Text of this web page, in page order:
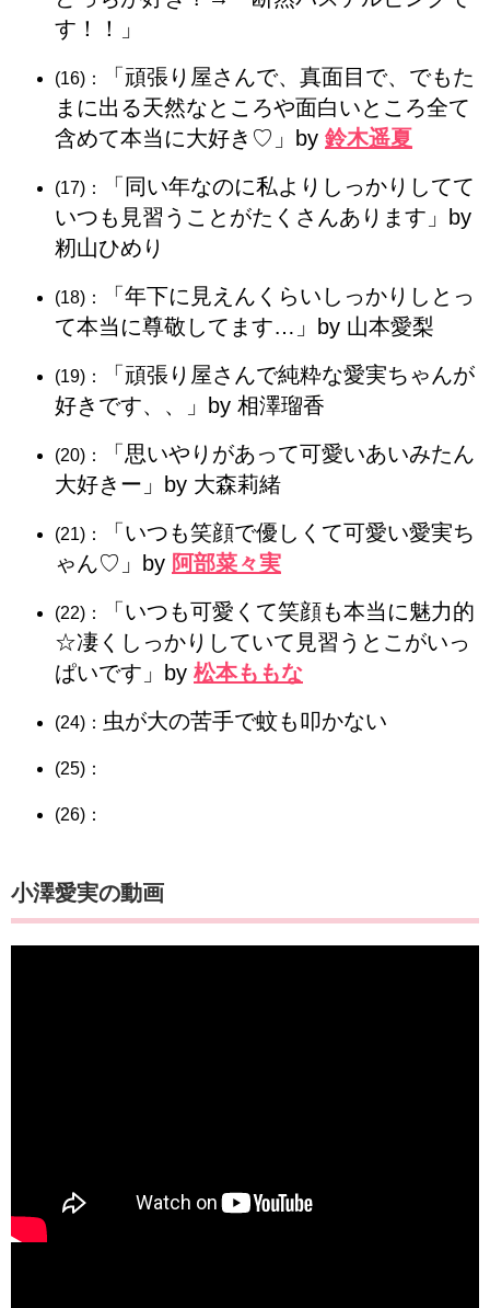
す！！」
(16)：
「頑張り屋さんで、真面目で、でもた
まに出る天然なところや面白いところ全て
含めて本当に大好き♡」by 鈴木遥夏
(17)：
「同い年なのに私よりしっかりしてて
いつも見習うことがたくさんあります」by
籾山ひめり
(18)：
「年下に見えんくらいしっかりしとっ
て本当に尊敬してます…」by 山本愛梨
(19)：
「頑張り屋さんで純粋な愛実ちゃんが
好きです、、」by 相澤瑠香
(20)：
「思いやりがあって可愛いあいみたん
大好きー」by 大森莉緒
(21)：
「いつも笑顔で優しくて可愛い愛実ち
ゃん♡」by 阿部菜々実
(22)：
「いつも可愛くて笑顔も本当に魅力的
☆凄くしっかりしていて見習うとこがいっ
ぱいです」by 松本ももな
(24)： 虫が大の苦手で蚊も叩かない
(25)：
(26)：
​​​​​​​​​​​​​​​​​​​​​​​​​​​​​​​​小澤愛実の動画